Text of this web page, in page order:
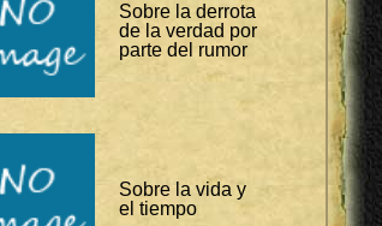
Sobre la derrota
de la verdad por
parte del rumor
Sobre la vida y
el tiempo